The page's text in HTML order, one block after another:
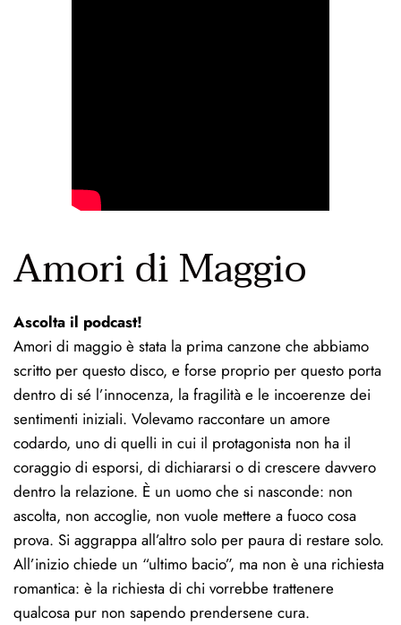
Amori di Maggio
Ascolta il podcast!
Amori di maggio è stata la prima canzone che abbiamo
scritto per questo disco, e forse proprio per questo porta
dentro di sé l’innocenza, la fragilità e le incoerenze dei
sentimenti iniziali. Volevamo raccontare un amore
codardo, uno di quelli in cui il protagonista non ha il
coraggio di esporsi, di dichiararsi o di crescere davvero
dentro la relazione. È un uomo che si nasconde: non
ascolta, non accoglie, non vuole mettere a fuoco cosa
prova. Si aggrappa all’altro solo per paura di restare solo.
All’inizio chiede un “ultimo bacio”, ma non è una richiesta
romantica: è la richiesta di chi vorrebbe trattenere
qualcosa pur non sapendo prendersene cura.